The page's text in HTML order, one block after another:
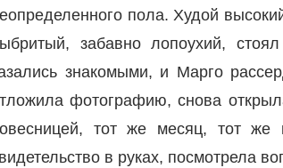
пола. Худой
забавно лопоухий,
знакомыми, и Марго
фотографию, снова
тот же месяц, тот
в руках, посмотрела